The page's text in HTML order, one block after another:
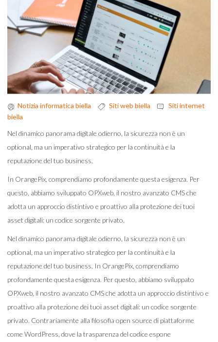
Notizia informatica biella Siti web biella
Siti internet
biella
Nel dinamico panorama digitale odierno, la sicurezza non è un
optional, ma un imperativo strategico per la continuità e la
reputazione del tuo business.
In OrangePix, comprendiamo profondamente questa esigenza. Per
questo, abbiamo sviluppato OPXweb, il nostro avanzato CMS che
adotta un approccio distintivo e proattivo alla protezione dei tuoi
asset digitali: un codice sorgente privato.
Nel dinamico panorama digitale odierno, la sicurezza non è un
optional, ma un imperativo strategico per la continuità e la
reputazione del tuo business. In OrangePix, comprendiamo
profondamente questa esigenza. Per questo, abbiamo sviluppato
OPXweb, il nostro avanzato CMS che adotta un approccio distintivo e
proattivo alla protezione dei tuoi asset digitali: un codice sorgente
privato. Contrariamente alla filosofia open source di piattaforme
come WordPress, dove la trasparenza del codice espone